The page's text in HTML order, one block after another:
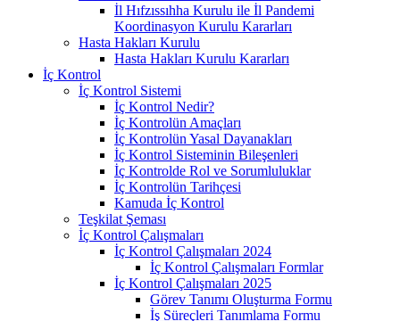
İl Hıfzıssıhha Kurulu ile İl Pandemi
Koordinasyon Kurulu Kararları
Hasta Hakları Kurulu
Hasta Hakları Kurulu Kararları
İç Kontrol
İç Kontrol Sistemi
İç Kontrol Nedir?
İç Kontrolün Amaçları
İç Kontrolün Yasal Dayanakları
İç Kontrol Sisteminin Bileşenleri
İç Kontrolde Rol ve Sorumluluklar
İç Kontrolün Tarihçesi
Kamuda İç Kontrol
Teşkilat Şeması
İç Kontrol Çalışmaları
İç Kontrol Çalışmaları 2024
İç Kontrol Çalışmaları Formlar
İç Kontrol Çalışmaları 2025
Görev Tanımı Oluşturma Formu
İş Süreçleri Tanımlama Formu